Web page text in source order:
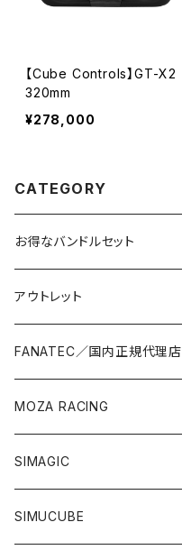
【Cube Controls】GT-X2
320mm
¥278,000
CATEGORY
お得なバンドルセット
アウトレット
FANATEC／国内正規代理店
バンドルセット
レーシングバンドル
ドリフトバンドル
ステアリングモーター
ステアリング
MOZA RACING
ステアリングモーター
ステアリング
SIMAGIC
ステアリングモーター
SIMUCUBE